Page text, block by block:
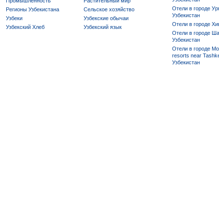
Регионы Узбекистана
Сельское хозяйство
Узбеки
Узбекские обычаи
Узбекский Хлеб
Узбекский язык
Отели в городе
Узбекистан
Отели в городе
Отели в городе
Узбекистан
Отели в городе
resorts near
Узбекистан